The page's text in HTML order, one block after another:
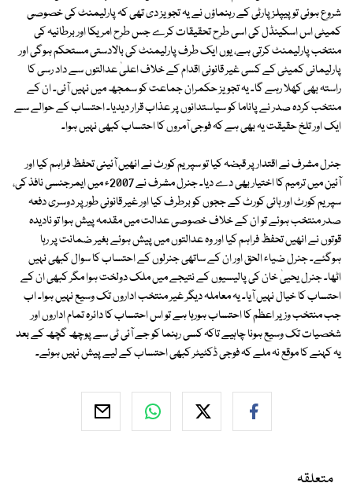
شروع ہوئی تو پیپلز پارٹی کے رہنماؤں نے یہ تجویز دی تھی کہ پارلیمنٹ کی خصوصی
کمیٹی اس اسکینڈل کی اسی طرح تحقیقات کرے جس طرح امریکا اور برطانیہ کی
منتخب پارلیمنٹ کرتی ہے، یوں ایک طرف پارلیمنٹ کی بالادستی مستحکم ہوگی اور
پارلیمانی کمیٹی کے کسی غیر قانونی اقدام کے خلاف اعلیٰ عدالتوں سے داد رسی کا
راستہ بھی کھلا رہے گا۔ یہ تجویز حکمران جماعت کو سمجھ میں نہیں آئی۔ ان کے
منتخب کردہ صدر نے پاناما کو سیاستدانوں پر عذاب قرار دیدیا۔ احتساب کے حوالے سے
ایک اور تلخ حقیقت یہ بھی ہے کہ فوجی آمروں کا احتساب کبھی نہیں ہوا۔
جنرل مشرف نے اقتدار پر قبضہ کیا تو سپریم کورٹ نے انھیں آئینی تحفظ فراہم کیا اور
آئین میں ترمیم کا اختیار بھی دے دیا۔ جنرل مشرف نے 2007ء میں ایمرجنسی نافذ کی،
سپریم کورٹ اور ہائی کورٹ کے ججوں کو برطرف کیا اور غیر قانونی طور پر دوسری دفعہ
صدر منتخب ہوئے تو ان کے خلاف خصوصی عدالت میں مقدمہ پیش ہوا تو نادیدہ
قوتوں نے انھیں تحفظ فراہم کیا اور وہ عدالتوں میں پیش ہوئے بغیر ضمانت پر رہا
ہوگئے۔ جنرل ضیاء الحق اور ان کے ساتھی جنرلوں کے احتساب کا سوال کبھی نہیں
اٹھا۔ جنرل یحییٰ خان کی پالیسیوں کے نتیجے میں ملک دولخت ہوا مگر کبھی ان کے
احتساب کا خیال نہیں آیا۔ یہ معاملہ دیگر غیر منتخب اداروں تک وسیع نہیں ہوا۔ اب
جب منتخب وزیر اعظم کا احتساب ہورہا ہے تو اس احتساب کا دائرہ تمام اداروں اور
شخصیات تک وسیع ہونا چاہیے تاکہ کسی رہنما کو جے آئی ٹی سے پوچھ گچھ کے بعد
یہ کہنے کا موقع نہ ملے کہ فوجی ڈکٹیٹر کبھی احتساب کے لیے پیش نہیں ہوئے۔
متعلقہ